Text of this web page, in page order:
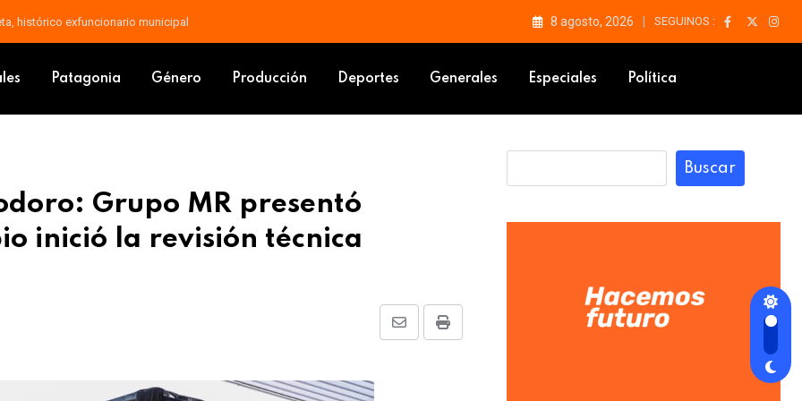
padre, Jorge, a los 68 años 8 agosto, 2026 SEGUINOS :
Patagonia Género Producción Deportes Generales Especiales Política
Grupo MR presentó
inició la revisión técnica
Print
Share
Buscar